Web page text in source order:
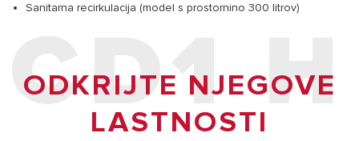
Sanitarna recirkulacija (model s prostornino 300 litrov)
CD1 H
ODKRIJTE NJEGOVE
LASTNOSTI